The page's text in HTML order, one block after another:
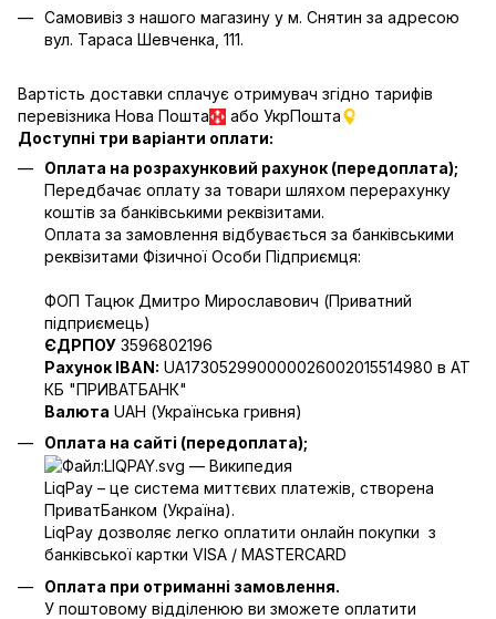
Самовивіз з нашого магазину у м. Снятин за адресою
вул. Тараса Шевченка, 111.
Вартість доставки сплачує отримувач згідно тарифів
перевізника Нова Пошта
або УкрПошта
Доступні три варіанти оплати:
Оплата на розрахунковий рахунок (передоплата);
Передбачає оплату за товари шляхом перерахунку
коштів за банківськими реквізитами.
Оплата за замовлення відбувається за банківськими
реквізитами Фізичної Особи Підприємця:
ФОП Тацюк Дмитро Мирославович (Приватний
пiдприємець)
ЄДРПОУ 3596802196
Рахунок IBAN: UA173052990000026002015514980 в АТ
КБ "ПРИВАТБАНК"
Валюта UAH (Українська гривня)
Оплата на сайті (передоплата);
LiqPay – це система миттєвих платежів, створена
ПриватБанком (Україна).
LiqPay дозволяє легко оплатити онлайн покупки з
банківської картки VISA / MASTERCARD
Оплата при отриманні замовлення.
У поштовому відділенюю ви зможете оплатити